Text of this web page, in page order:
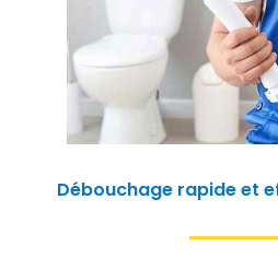
Débouchage rapide et